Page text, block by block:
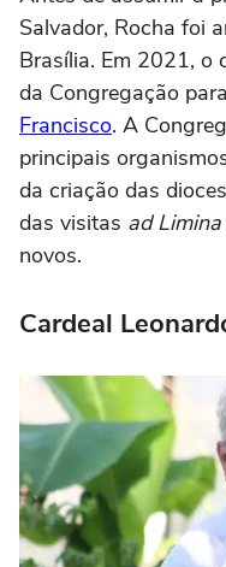
Salvador, Rocha foi
Brasília. Em 2021, o
da Congregação
Francisco. A
principais
da criação das
das visitas ad Limina
novos.
Cardeal